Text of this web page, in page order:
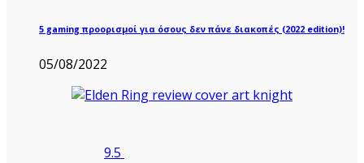
5 gaming προορισμοί για όσους δεν πάνε διακοπές (2022 edition)!
05/08/2022
9.5